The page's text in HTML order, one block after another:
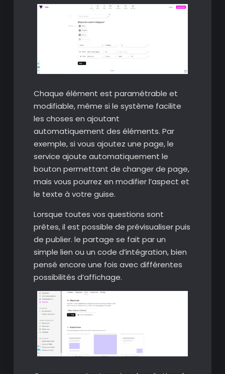
Chaque élément est paramétrable et
modifiable, même si le système facilite
les choses en ajoutant
automatiquement des éléments. Par
exemple, si vous ajoutez une page, le
service ajoute automatiquement le
bouton permettant de changer de page,
mais vous pourrez en modifier l’aspect et
le texte à votre guise.
Lorsque toutes vos questions sont
prêtes, il est possible de prévisualiser puis
de publier. le partage se fait par un
simple lien ou un code d’intégration, bien
pensé encore une fois avec différentes
possibilités d’affichage.